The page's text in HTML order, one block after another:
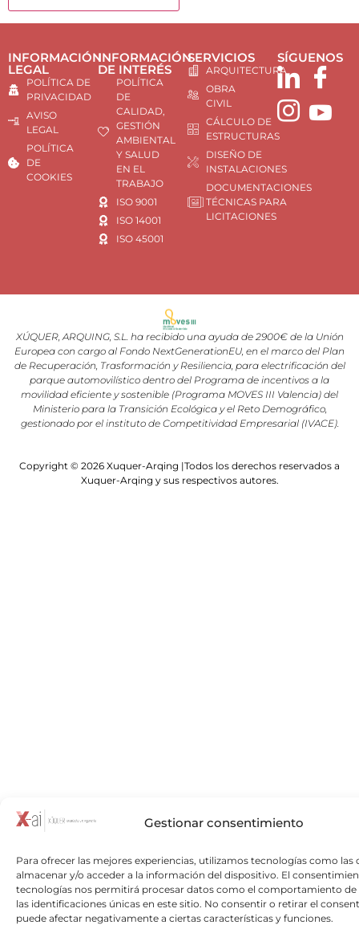
Gestionar consentimiento
Para ofrecer las mejores experiencias, utilizamos tecnologías como las
almacenar y/o acceder a la información del dispositivo. El
tecnologías nos permitirá procesar datos como el comportamiento de
las identificaciones únicas en este sitio. No consentir o retirar el
puede afectar negativamente a ciertas características y funciones.
INFORMACIÓN
LEGAL
POLÍTICA DE
PRIVACIDAD
AVISO
LEGAL
POLÍTICA
DE
COOKIES
INFORMACIÓN
DE INTERÉS
POLÍTICA
DE
CALIDAD,
GESTIÓN
AMBIENTAL
Y SALUD
EN EL
TRABAJO
ISO 9001
ISO 14001
ISO 45001
SERVICIOS
ARQUITECTURA
OBRA
CIVIL
CÁLCULO DE
ESTRUCTURAS
DISEÑO DE
INSTALACIONES
DOCUMENTACIONES
TÉCNICAS PARA
LICITACIONES
SÍGUENOS
XÚQUER, ARQUING, S.L. ha recibido una ayuda de 2900€ de la Unión
Europea con cargo al Fondo NextGenerationEU, en el marco del Plan
de Recuperación, Trasformación y Resiliencia, para electrificación del
parque automovilístico dentro del Programa de incentivos a la
movilidad eficiente y sostenible (Programa MOVES III Valencia) del
Ministerio para la Transición Ecológica y el Reto Demográfico,
gestionado por el instituto de Competitividad Empresarial (IVACE).
Copyright © 2026 Xuquer-Arqing |Todos los derechos reservados a
Xuquer-Arqing y sus respectivos autores.